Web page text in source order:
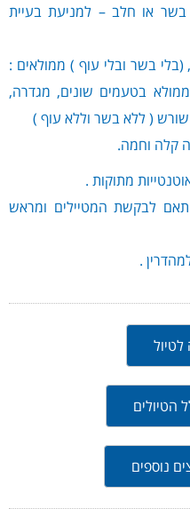
בשר או חלב – למניעת בעיית
(בלי בשר ובלי עוף ) ממולאים :
בטעמים שונים, מגדרה,
( ללא בשר וללא עוף )
קלה וחמה.
מתוקות .
לבקשת המטיילים ומראש
.
הטיולים
נוספים